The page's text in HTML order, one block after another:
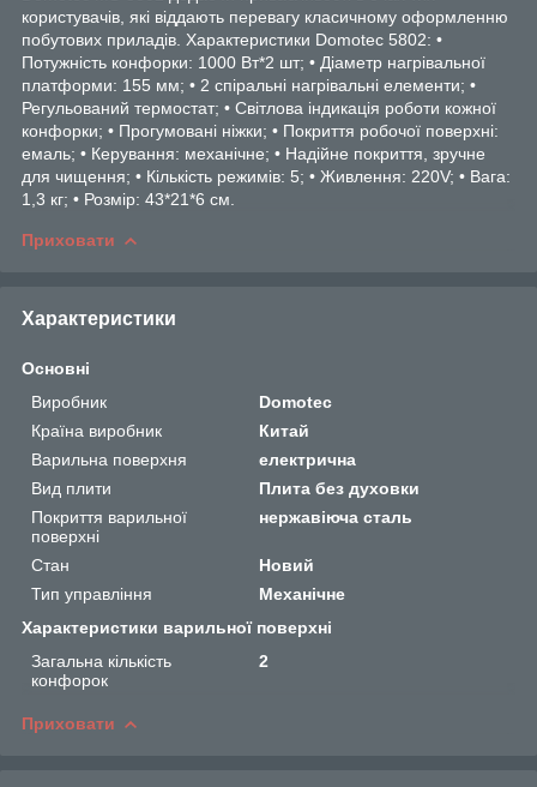
користувачів, які віддають перевагу класичному оформленню
побутових приладів. Характеристики Domotec 5802: •
Потужність конфорки: 1000 Вт*2 шт; • Діаметр нагрівальної
платформи: 155 мм; • 2 спіральні нагрівальні елементи; •
Регульований термостат; • Світлова індикація роботи кожної
конфорки; • Прогумовані ніжки; • Покриття робочої поверхні:
емаль; • Керування: механічне; • Надійне покриття, зручне
для чищення; • Кількість режимів: 5; • Живлення: 220V; • Вага:
1,3 кг; • Розмір: 43*21*6 см.
Приховати
Характеристики
Основні
Виробник
Domotec
Країна виробник
Китай
Варильна поверхня
електрична
Вид плити
Плита без духовки
Покриття варильної
поверхні
нержавіюча сталь
Стан
Новий
Тип управління
Механічне
Характеристики варильної поверхні
Загальна кількість
конфорок
2
Приховати